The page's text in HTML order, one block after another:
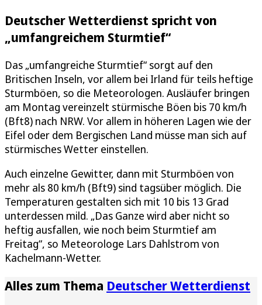
Deutscher Wetterdienst spricht von
„umfangreichem Sturmtief“
Das „umfangreiche Sturmtief“ sorgt auf den
Britischen Inseln, vor allem bei Irland für teils heftige
Sturmböen, so die Meteorologen. Ausläufer bringen
am Montag vereinzelt stürmische Böen bis 70 km/h
(Bft8) nach NRW. Vor allem in höheren Lagen wie der
Eifel oder dem Bergischen Land müsse man sich auf
stürmisches Wetter einstellen.
Auch einzelne Gewitter, dann mit Sturmböen von
mehr als 80 km/h (Bft9) sind tagsüber möglich. Die
Temperaturen gestalten sich mit 10 bis 13 Grad
unterdessen mild. „Das Ganze wird aber nicht so
heftig ausfallen, wie noch beim Sturmtief am
Freitag“, so Meteorologe Lars Dahlstrom von
Kachelmann-Wetter.
Alles zum Thema Deutscher Wetterdienst